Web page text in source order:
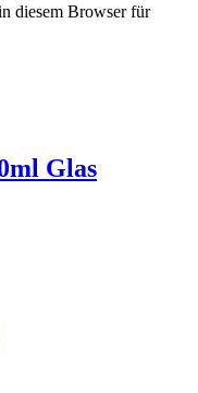
diesem Browser für
Glas